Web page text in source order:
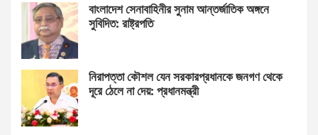
বাংলাদেশ সেনাবাহিনীর সুনাম আন্তর্জাতিক অঙ্গনে
সুবিদিত: রাষ্ট্রপতি
নিরাপত্তা কৌশল যেন সরকারপ্রধানকে জনগণ থেকে
দূরে ঠেলে না দেয়: প্রধানমন্ত্রী